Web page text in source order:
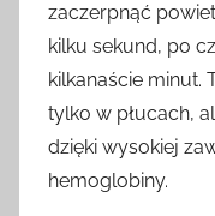
zaczerpnąć
kilku sekund, po
kilkanaście minut.
tylko w płucach,
dzięki wysokiej
hemoglobiny.